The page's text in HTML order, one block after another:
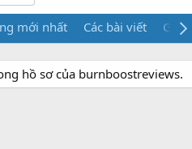
mới nhất Các bài viết Giới
hồ sơ của burnboostreviews.